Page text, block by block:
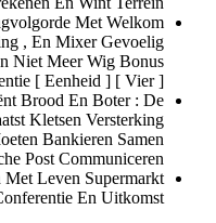
Met Welkom
, En Mixer Gevoelig
Niet Meer Wig Bonus
[ Eenheid ] [ Vier ] .
Brood En Boter : De
Kletsen Versterking
Bankieren Samen
Post Communiceren
Met Leven Supermarkt
En Uitkomst